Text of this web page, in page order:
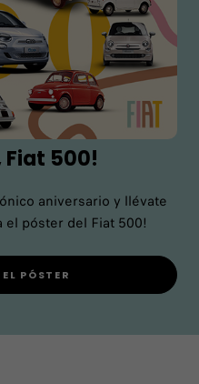
Fiat 500!
aniversario y llévate
el póster del Fiat 500!
PÓSTER